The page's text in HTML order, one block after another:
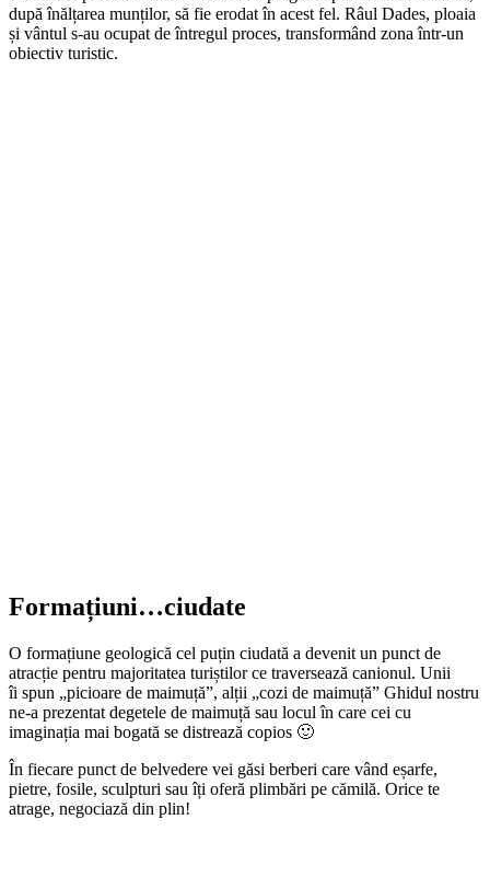
după înălțarea munților, să fie erodat în acest fel. Râul Dades, ploaia
și vântul s-au ocupat de întregul proces, transformând zona într-un
obiectiv turistic.
Formațiuni…ciudate
O formațiune geologică cel puțin ciudată a devenit un punct de
atracție pentru majoritatea turiștilor ce traversează canionul. Unii
îi spun „picioare de maimuță”, alții „cozi de maimuță” Ghidul nostru
ne-a prezentat degetele de maimuță sau locul în care cei cu
imaginația mai bogată se distrează copios 🙂
În fiecare punct de belvedere vei găsi berberi care vând eșarfe,
pietre, fosile, sculpturi sau îți oferă plimbări pe cămilă. Orice te
atrage, negociază din plin!